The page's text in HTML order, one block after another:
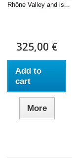
Rhône Valley and is...
325,00 €
Add to
cart
More